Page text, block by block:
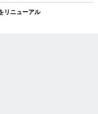
リニューアル